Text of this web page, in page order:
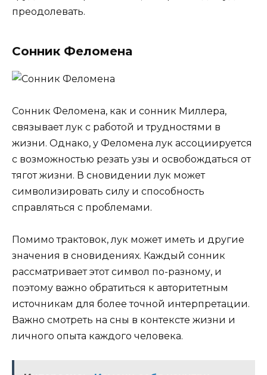
преодолевать.
Сонник Феломена
Сонник Феломена, как и сонник Миллера,
связывает лук с работой и трудностями в
жизни. Однако, у Феломена лук ассоциируется
с возможностью резать узы и освобождаться от
тягот жизни. В сновидении лук может
символизировать силу и способность
справляться с проблемами.
Помимо трактовок, лук может иметь и другие
значения в сновидениях. Каждый сонник
рассматривает этот символ по-разному, и
поэтому важно обратиться к авторитетным
источникам для более точной интерпретации.
Важно смотреть на сны в контексте жизни и
личного опыта каждого человека.